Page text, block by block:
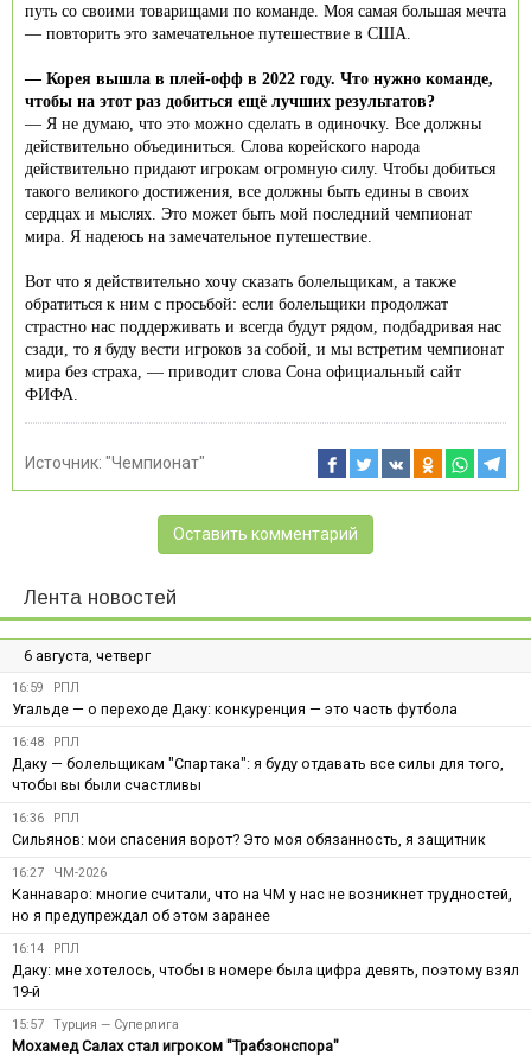
путь со своими товарищами по команде. Моя самая большая мечта
— повторить это замечательное путешествие в США.
— Корея вышла в плей-офф в 2022 году. Что нужно команде,
чтобы на этот раз добиться ещё лучших результатов?
— Я не думаю, что это можно сделать в одиночку. Все должны
действительно объединиться. Слова корейского народа
действительно придают игрокам огромную силу. Чтобы добиться
такого великого достижения, все должны быть едины в своих
сердцах и мыслях. Это может быть мой последний чемпионат
мира. Я надеюсь на замечательное путешествие.
Вот что я действительно хочу сказать болельщикам, а также
обратиться к ним с просьбой: если болельщики продолжат
страстно нас поддерживать и всегда будут рядом, подбадривая нас
сзади, то я буду вести игроков за собой, и мы встретим чемпионат
мира без страха, — приводит слова Сона официальный сайт
ФИФА.
Источник: "Чемпионат"
Оставить комментарий
Лента новостей
6 августа, четверг
16:59 РПЛ
Угальде — о переходе Даку: конкуренция — это часть футбола
16:48 РПЛ
Даку — болельщикам "Спартака": я буду отдавать все силы для того,
чтобы вы были счастливы
16:36 РПЛ
Сильянов: мои спасения ворот? Это моя обязанность, я защитник
16:27 ЧМ-2026
Каннаваро: многие считали, что на ЧМ у нас не возникнет трудностей,
но я предупреждал об этом заранее
16:14 РПЛ
Даку: мне хотелось, чтобы в номере была цифра девять, поэтому взял
19-й
15:57 Турция — Суперлига
Мохамед Салах стал игроком "Трабзонспора"